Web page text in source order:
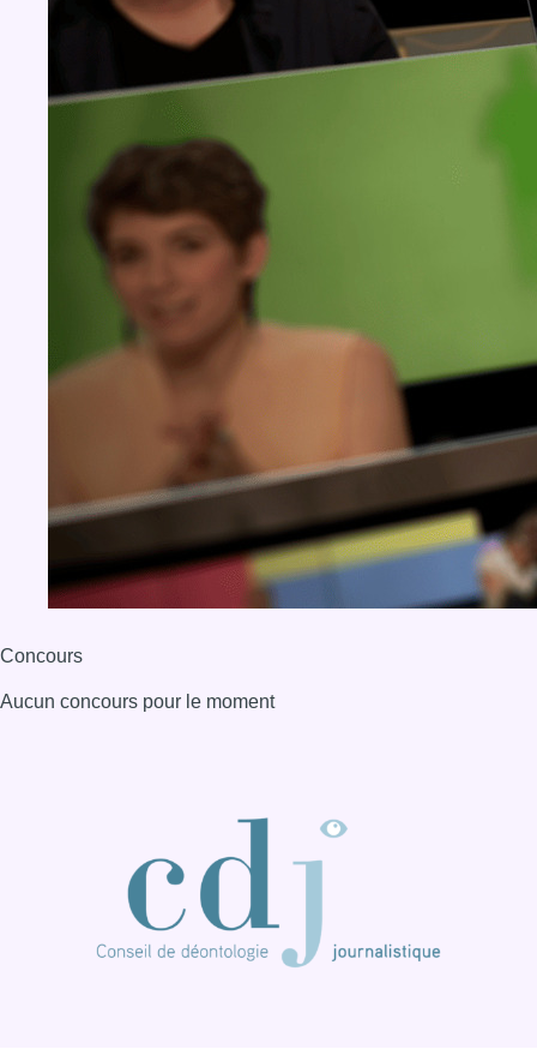
Concours
Aucun concours pour le moment